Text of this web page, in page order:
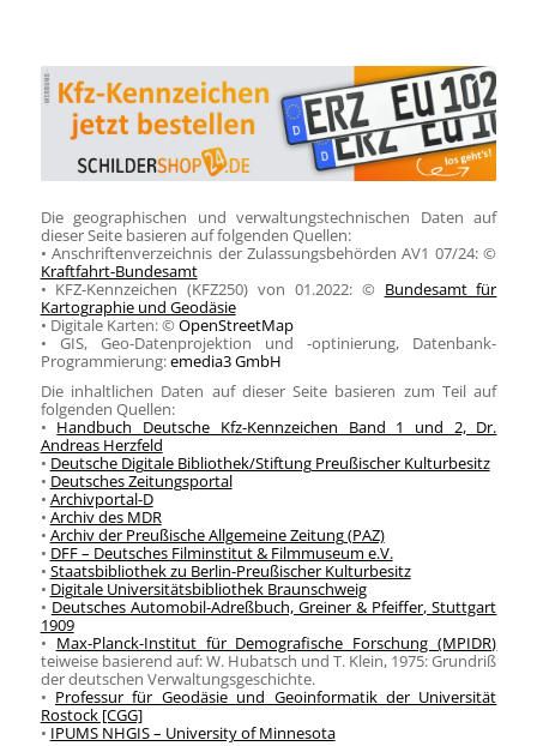
Die geographischen und verwaltungstechnischen Daten auf
dieser Seite basieren auf folgenden Quellen:
• Anschriftenverzeichnis der Zulassungsbehörden AV1 07/24: ©
Kraftfahrt-Bundesamt
• KFZ-Kennzeichen (KFZ250) von 01.2022: © Bundesamt für
Kartographie und Geodäsie
• Digitale Karten: ©OpenStreetMap
• GIS, Geo-Datenprojektion und -optinierung, Datenbank-
Programmierung:emedia3 GmbH
Die inhaltlichen Daten auf dieser Seite basieren zum Teil auf
folgenden Quellen:
• Handbuch Deutsche Kfz-Kennzeichen Band 1 und 2, Dr.
Andreas Herzfeld
• Deutsche Digitale Bibliothek/Stiftung Preußischer Kulturbesitz
• Deutsches Zeitungsportal
• Archivportal-D
• Archiv des MDR
• Archiv der Preußische Allgemeine Zeitung (PAZ)
• DFF – Deutsches Filminstitut & Filmmuseum e.V.
• Staatsbibliothek zu Berlin-Preußischer Kulturbesitz
• Digitale Universitätsbibliothek Braunschweig
• Deutsches Automobil-Adreßbuch, Greiner & Pfeiffer, Stuttgart
1909
• Max-Planck-Institut für Demografische Forschung (MPIDR)
teiweise basierend auf: W. Hubatsch und T. Klein, 1975: Grundriß
der deutschen Verwaltungsgeschichte.
• Professur für Geodäsie und Geoinformatik der Universität
Rostock [CGG]
• IPUMS NHGIS – University of Minnesota